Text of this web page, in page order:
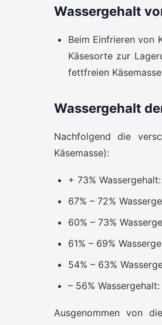
Wassergehalt
Beim Einfrieren von
Käsesorte zur
fettfreien
Wassergehalt
Nachfolgend die
Käsemasse):
+ 73%
67% – 72%
60% – 73%
61% – 69%
54% – 63%
– 56%
Ausgenommen von